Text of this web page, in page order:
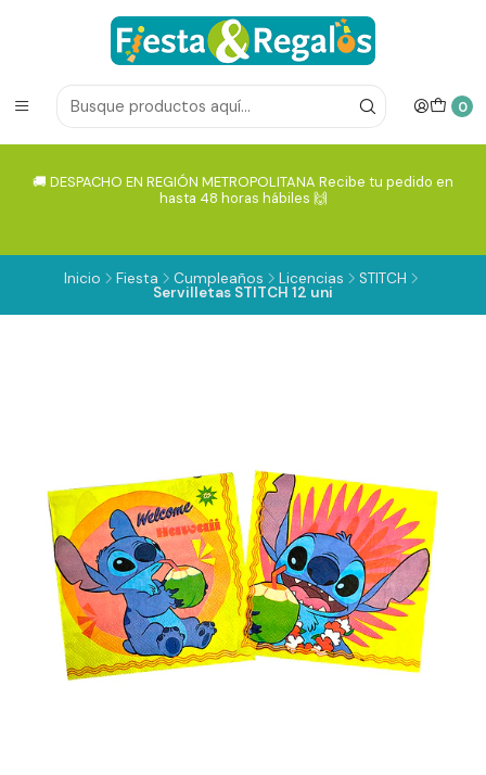
0
🚚 DESPACHO EN REGIÓN METROPOLITANA Recibe tu pedido en
hasta 48 horas hábiles 🙌
Inicio Fiesta Cumpleaños Licencias STITCH
Servilletas STITCH 12 uni